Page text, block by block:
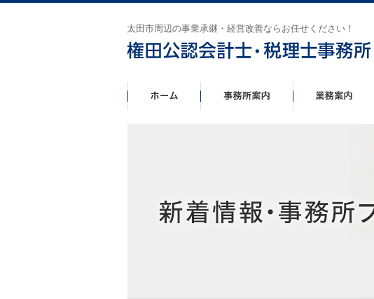
太田市周辺の事業承継・経営改善ならお任せください！